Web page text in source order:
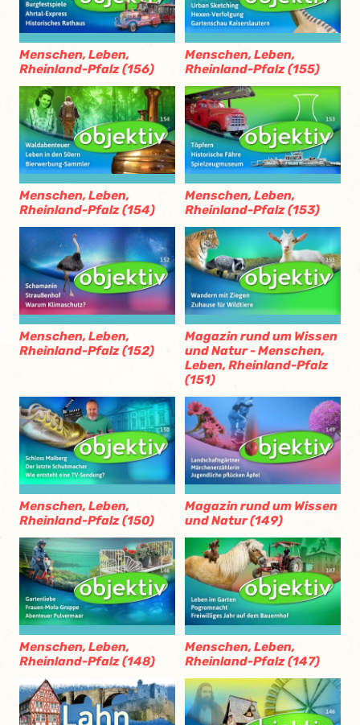
Menschen, Leben,
Rheinland-Pfalz (156)
Menschen, Leben,
Rheinland-Pfalz (155)
Menschen, Leben,
Rheinland-Pfalz (154)
Menschen, Leben,
Rheinland-Pfalz (153)
Menschen, Leben,
Rheinland-Pfalz (152)
Magazin rund um Wissen
und Natur - Menschen,
Leben, Rheinland-Pfalz
(151)
Menschen, Leben,
Rheinland-Pfalz (150)
Magazin rund um Wissen
und Natur (149)
Menschen, Leben,
Rheinland-Pfalz (148)
Menschen, Leben,
Rheinland-Pfalz (147)